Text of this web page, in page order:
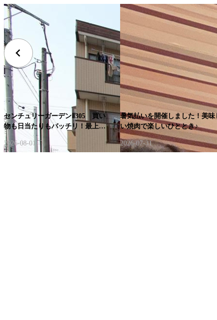
センチュリーガーデンⅡ305 買い
物も日当たりもバッチリ！最上階
で叶える明るく快適な新生活のス
タート♪
2026-08-01
暑気払いを開催しました！美味
い焼肉で楽しいひととき♪
2026-07-31